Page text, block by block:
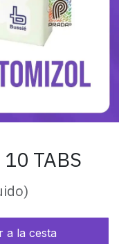
TABS
a la cesta